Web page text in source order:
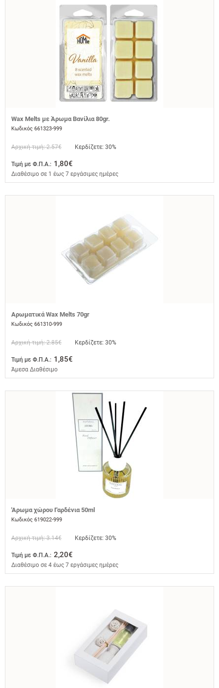
Wax Melts με Άρωμα Βανίλια 80gr.
Κωδικός 661323-999
Αρχική τιμή: 2.57€ Κερδίζετε: 30%
Τιμή με Φ.Π.Α.: 1,80€
Διαθέσιμο σε 1 έως 7 εργάσιμες ημέρες
Αρωματικά Wax Melts 70gr
Κωδικός 661310-999
Αρχική τιμή: 2.85€ Κερδίζετε: 30%
Τιμή με Φ.Π.Α.: 1,85€
Άμεσα Διαθέσιμο
'Αρωμα χώρου Γαρδένια 50ml
Κωδικός 619022-999
Αρχική τιμή: 3.14€ Κερδίζετε: 30%
Τιμή με Φ.Π.Α.: 2,20€
Διαθέσιμο σε 4 έως 7 εργάσιμες ημέρες